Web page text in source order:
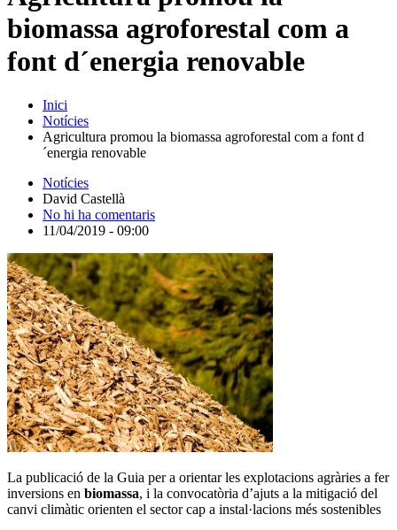
biomassa agroforestal com a
font d´energia renovable
Inici
Notícies
Agricultura promou la biomassa agroforestal com a font d
´energia renovable
Notícies
David Castellà
No hi ha comentaris
11/04/2019 - 09:00
La publicació de la Guia per a orientar les explotacions agràries a fer
inversions en biomassa, i la convocatòria d’ajuts a la mitigació del
canvi climàtic orienten el sector cap a instal·lacions més sostenibles